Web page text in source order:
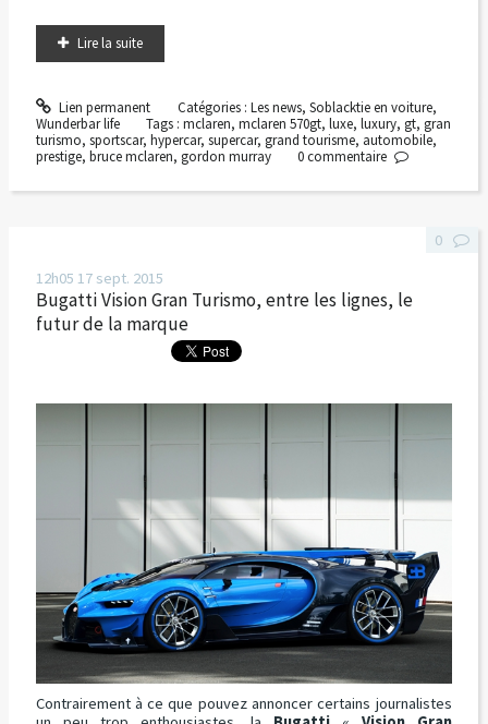
Lire la suite
Lien permanent Catégories : Les news, Soblacktie en voiture,
Wunderbar life
Tags :mclaren,mclaren 570gt,luxe,luxury,gt,gran
turismo, sportscar, hypercar, supercar, grand tourisme, automobile,
prestige, bruce mclaren, gordon murray 0commentaire
12h05 17 sept. 2015
Bugatti Vision Gran Turismo, entre les lignes, le
futur de la marque
Contrairement à ce que pouvez annoncer certains journalistes
0